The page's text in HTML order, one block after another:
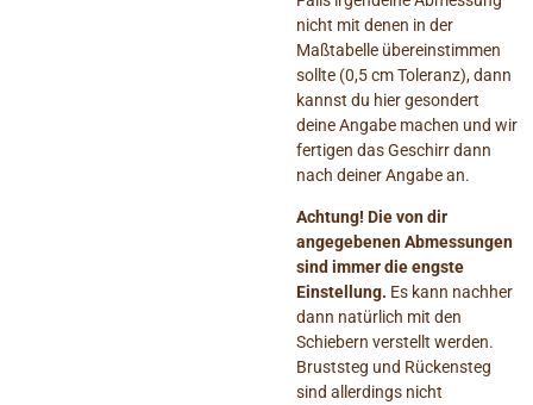
nicht mit denen in der
Maßtabelle übereinstimmen
sollte (0,5 cm Toleranz), dann
kannst du hier gesondert
deine Angabe machen und wir
fertigen das Geschirr dann
nach deiner Angabe an.
Achtung! Die von dir
angegebenen Abmessungen
sind immer die engste
Einstellung. Es kann nachher
dann natürlich mit den
Schiebern verstellt werden.
Bruststeg und Rückensteg
sind allerdings nicht